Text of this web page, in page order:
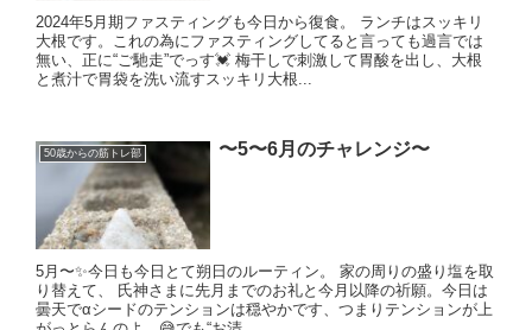
2024年5月期ファスティングも今日から復食。 ランチはスッキリ
大根です。これの為にファスティングしてると言っても過言では
無い、正に“ご馳走”でっす💓 梅干しで刺激して胃酸を出し、大根
と煮汁で胃袋を洗い流すスッキリ大根...
50歳からの筋トレ部 〜5〜6月のチャレンジ〜
5月〜✨今日も今日とて朔日のルーティン。 家の周りの盛り塩を取
り替えて、 氏神さまに先月までのお礼と今月以降の祈願。今日は
曇天でαシードのテンションは穏やかです、つまりテンションが上